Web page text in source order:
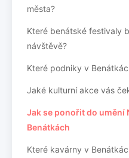
města?
Které benátské festivaly
návštěvě?
Které podniky v
Jaké kulturní akce vás
Jak se ponořit do umění
Benátkách
Které kavárny v